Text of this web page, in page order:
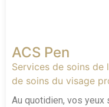
ACS Pen
Services de soins de
de soins du visage
Au quotidien, vos yeux